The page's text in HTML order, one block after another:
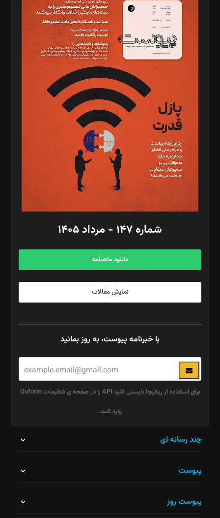
دبیر تحریریه: میثم قاسمی
د‌بیر ناداستان: سمانه سمیع
د‌بیر خدمت و تجارت: ابوالفضل رجبی
د‌بیر حقوق فناوری: حسام‌الدین ایپکچی
د‌بیر پیوست جهان: مینا پاکدل
د‌بیر تحریریه آنلاین: بابک نقاش
تحریریه‌: مجتبی محمود‌ی، آرش برهمند، یسنا امان‌پور، سروش کرمیان،
مصطفی مسجدی آرانی، ابوالفضل رجبی، زهرا فکرانه، فائزه فتحی
رستمی،مصطفی باستان
ویرایش: نگار استاد‌‌آقا
طراح یونیفرم: مجید توکلی
فیلمبرداری و عکاسی: امیر شفیعی، مانی لطفی زاده
گرافیک و صفحه‌آرایی: سید‌سبحان‌علی ثابت
مد‌یر توسعه تجاری: کامبیز برید‌
امور مالی: شاپور رهبری، محمد‌ کاظمی‌نیا
آگهی و مشترکین: ۰۹۱۹۹۹۹۰۴۵۴
شماره ۱۴۷ - مرداد ۱۴۰۵
دانلود ماهنامه
نمایش مقالات
با خبرنامه پیوست، به روز بمانید
برای استفاده از ریکپچا بایستی کلید API را در صفحه ی تنظیمات Quform
وارد کنید.
نباید
چند رسانه ای
پیوست
پیوست روز